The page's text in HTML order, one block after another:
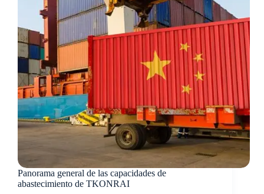
Panorama general de las capacidades de
abastecimiento de TKONRAI